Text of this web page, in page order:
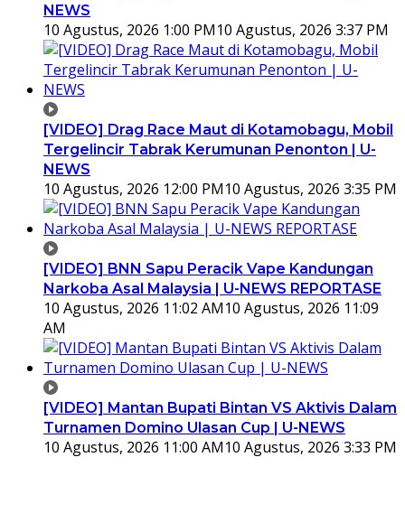
NEWS
10 Agustus, 2026 1:00 PM10 Agustus, 2026 3:37 PM
[VIDEO] Drag Race Maut di Kotamobagu, Mobil
Tergelincir Tabrak Kerumunan Penonton | U-
NEWS
10 Agustus, 2026 12:00 PM10 Agustus, 2026 3:35 PM
[VIDEO] BNN Sapu Peracik Vape Kandungan
Narkoba Asal Malaysia | U-NEWS REPORTASE
10 Agustus, 2026 11:02 AM10 Agustus, 2026 11:09
AM
[VIDEO] Mantan Bupati Bintan VS Aktivis Dalam
Turnamen Domino Ulasan Cup | U-NEWS
10 Agustus, 2026 11:00 AM10 Agustus, 2026 3:33 PM